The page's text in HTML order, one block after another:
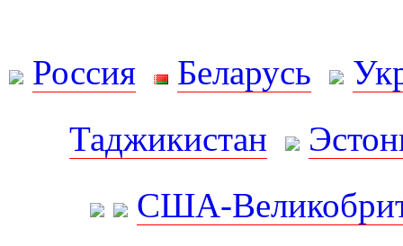
Россия Беларусь
Таджикистан
США-